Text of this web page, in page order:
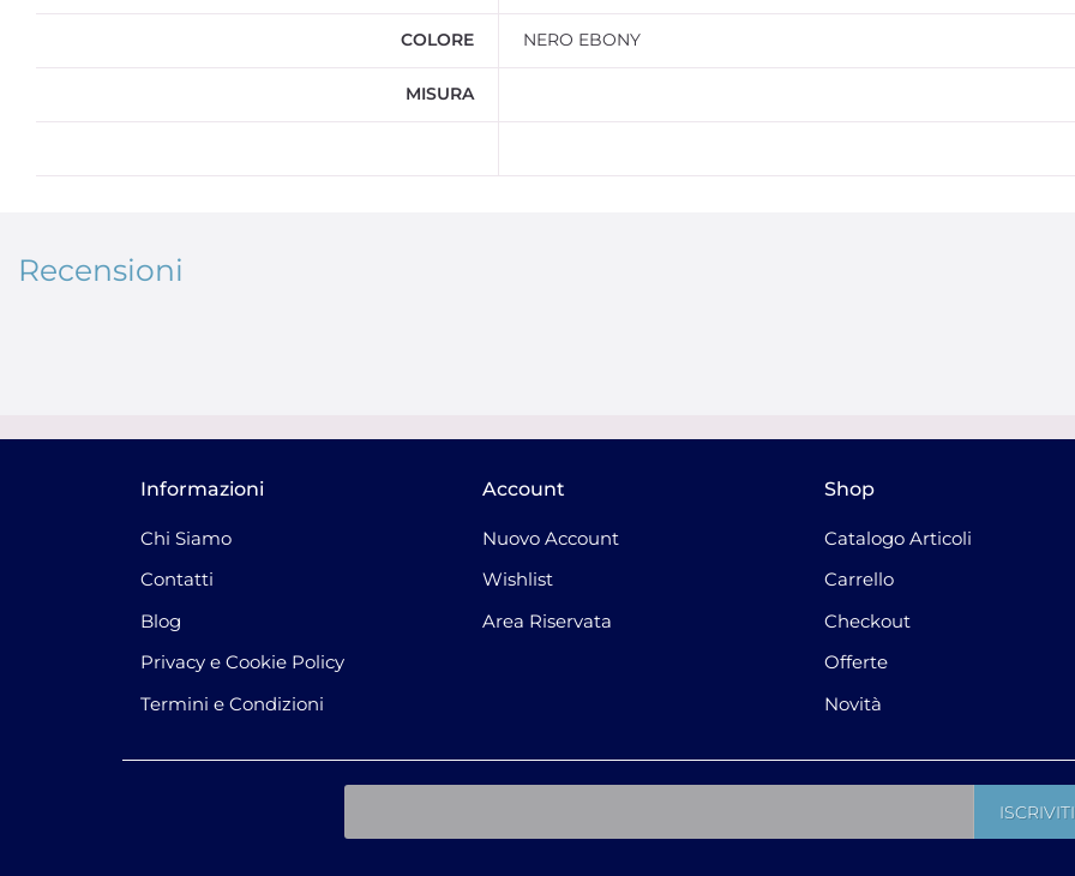
COLORE NERO EBONY
MISURA
Recensioni
Informazioni
Chi Siamo
Contatti
Blog
Privacy e Cookie Policy
Termini e Condizioni
Account
Nuovo Account
Wishlist
Area Riservata
Shop
Catalogo Articoli
Carrello
Checkout
Offerte
Novità